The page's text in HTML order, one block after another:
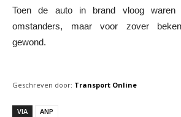
Toen de auto in brand vloog waren
omstanders, maar voor zover
gewond.
Geschreven door: Transport Online
VIA ANP